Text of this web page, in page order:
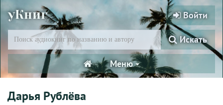
уКниг Войти
Искать
Меню
Дарья Рублёва